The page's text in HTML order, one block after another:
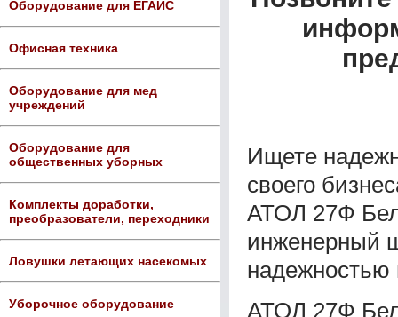
Оборудование для ЕГАИС
Офисная техника
Оборудование для мед
учреждений
Оборудование для
общественных уборных
Комплекты доработки,
преобразователи, переходники
Ловушки летающих насекомых
Уборочное оборудование
Ищете
своего
АТОЛ 27Ф
инженерный
надежностью
АТОЛ 27Ф